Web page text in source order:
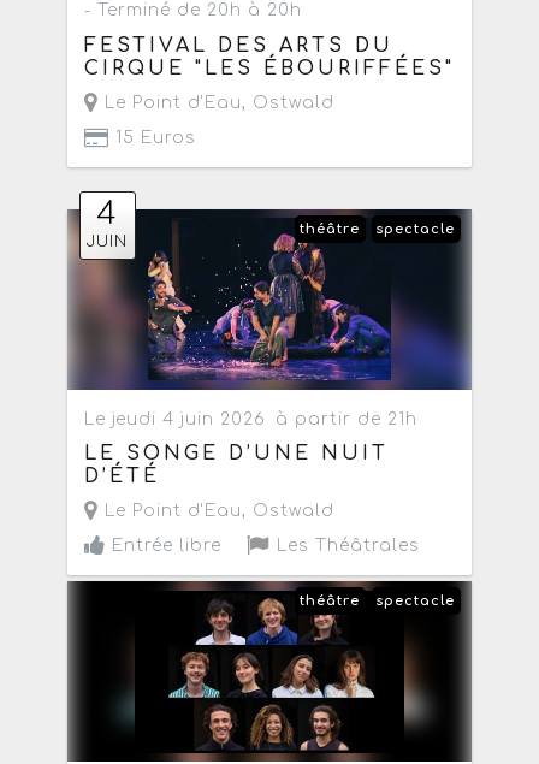
- Terminé de 20h à 20h
FESTIVAL DES ARTS DU
CIRQUE "LES ÉBOURIFFÉES"
Le Point d'Eau, Ostwald
15 Euros
4
JUIN
spectacle
théâtre
Le jeudi 4 juin 2026 à partir de 21h
LE SONGE D’UNE NUIT
D’ÉTÉ
Le Point d'Eau, Ostwald
Entrée libre
Les Théâtrales
spectacle
théâtre